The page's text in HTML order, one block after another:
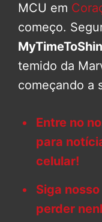
MCU em
começo.
temido da
começando a
Entre no
para
celular!
Siga
perder